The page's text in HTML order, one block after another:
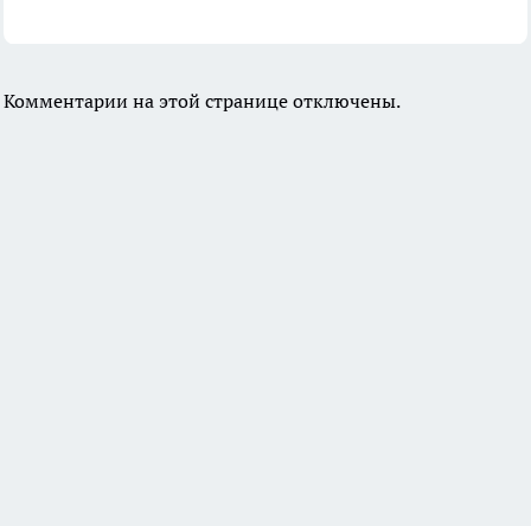
Комментарии на этой странице отключены.